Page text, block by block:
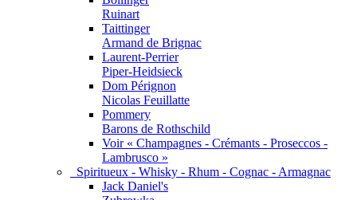
Ruinart
Taittinger
Armand de Brignac
Laurent-Perrier
Piper-Heidsieck
Dom Pérignon
Nicolas Feuillatte
Pommery
Barons de Rothschild
Voir « Champagnes - Crémants - Proseccos -
Lambrusco »
Spiritueux - Whisky - Rhum - Cognac - Armagnac
Jack Daniel's